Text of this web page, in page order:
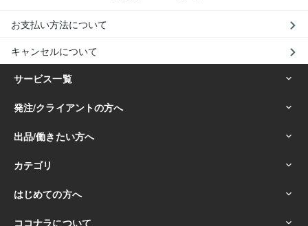
お支払い方法について
キャンセルについて